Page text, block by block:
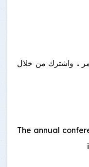
.. واشترك من خلال
The annual